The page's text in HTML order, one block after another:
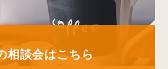
相談会はこちら